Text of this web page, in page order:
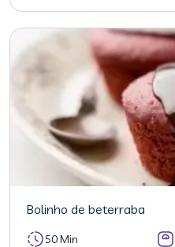
Bolinho de beterraba
50 Min